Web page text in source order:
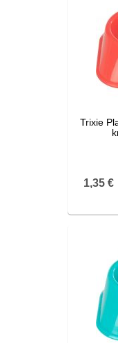
Trixie
1,35 €